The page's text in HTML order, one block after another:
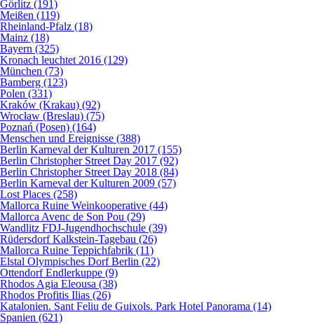
Görlitz (191)
Meißen (119)
Rheinland-Pfalz (18)
Mainz (18)
Bayern (325)
Kronach leuchtet 2016 (129)
München (73)
Bamberg (123)
Polen (331)
Kraków (Krakau) (92)
Wrocław (Breslau) (75)
Poznań (Posen) (164)
Menschen und Ereignisse (388)
Berlin Karneval der Kulturen 2017 (155)
Berlin Christopher Street Day 2017 (92)
Berlin Christopher Street Day 2018 (84)
Berlin Karneval der Kulturen 2009 (57)
Lost Places (258)
Mallorca Ruine Weinkooperative (44)
Mallorca Avenc de Son Pou (29)
Wandlitz FDJ-Jugendhochschule (39)
Rüdersdorf Kalkstein-Tagebau (26)
Mallorca Ruine Teppichfabrik (11)
Elstal Olympisches Dorf Berlin (22)
Ottendorf Endlerkuppe (9)
Rhodos Agia Eleousa (38)
Rhodos Profitis Ilias (26)
Katalonien. Sant Feliu de Guixols. Park Hotel Panorama (14)
Spanien (621)